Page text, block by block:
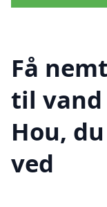
Få
til vand
Hou,
ved